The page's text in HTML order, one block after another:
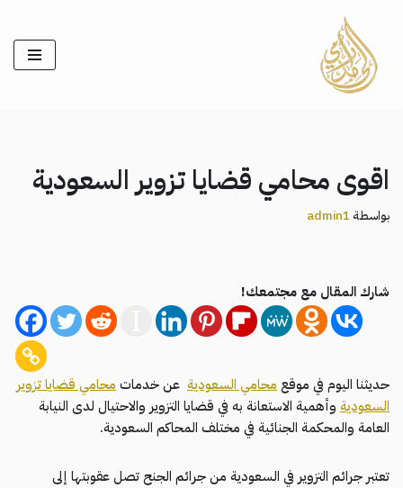
تخطى
إلى
المحتوى
اقوى محامي قضايا تزوير السعودية
بواسطة admin1
شارك المقال مع مجتمعك!
حديثنا اليوم في موقع محامي السعودية عن خدمات محامي قضايا تزوير
السعودية وأهمية الاستعانة به في قضايا التزوير والاحتيال لدى النيابة
العامة والمحكمة الجنائية في مختلف المحاكم السعودية.
تعتبر جرائم التزوير في السعودية من جرائم الجنح تصل عقوبتها إلى